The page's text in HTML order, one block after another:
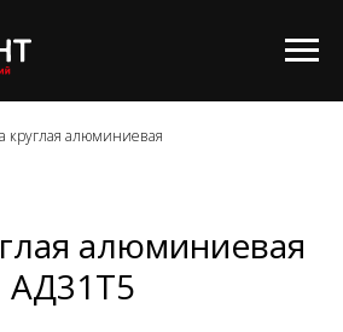
круглая алюминиевая
алюминиевая
АД31Т5